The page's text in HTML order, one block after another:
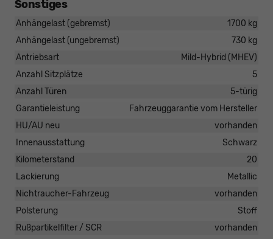
Sonstiges
Anhängelast (gebremst)
1700 kg
Anhängelast (ungebremst)
730 kg
Antriebsart
Mild-Hybrid (MHEV)
Anzahl Sitzplätze
5
Anzahl Türen
5-türig
Garantieleistung
Fahrzeuggarantie vom Hersteller
HU/AU neu
vorhanden
Innenausstattung
Schwarz
Kilometerstand
20
Lackierung
Metallic
Nichtraucher-Fahrzeug
vorhanden
Polsterung
Stoff
Rußpartikelfilter / SCR
vorhanden